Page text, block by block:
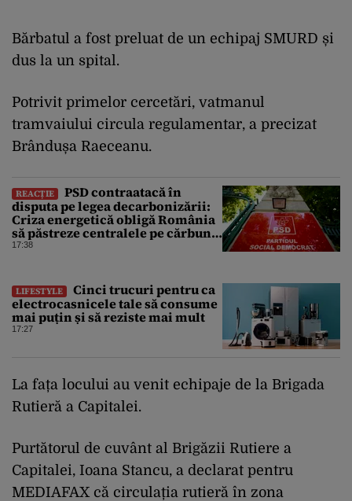
Bărbatul a fost preluat de un echipaj SMURD și
dus la un spital.
Potrivit primelor cercetări, vatmanul
tramvaiului circula regulamentar, a precizat
Brândușa Raeceanu.
REACȚIE
PSD contraatacă în
disputa pe legea decarbonizării:
Criza energetică obligă România
să păstreze centralele pe cărbune.
Bolojan, acuzat de duplicitate
17:38
LIFESTYLE
Cinci trucuri pentru ca
electrocasnicele tale să consume
mai puțin și să reziste mai mult
17:27
La fața locului au venit echipaje de la Brigada
Rutieră a Capitalei.
Purtătorul de cuvânt al Brigăzii Rutiere a
Capitalei, Ioana Stancu, a declarat pentru
MEDIAFAX că circulația rutieră în zona